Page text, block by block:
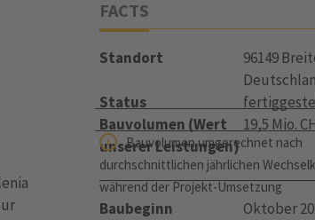
FACTS
Standort
96149
Status
Bauvolumen (Wert
unserer Leistungen)
19,5 Mio.
Bauvolumen umgerechnet nach
durchschnittlichen jährlichen
während der Projekt-Umsetzung
Baubeginn
Oktober